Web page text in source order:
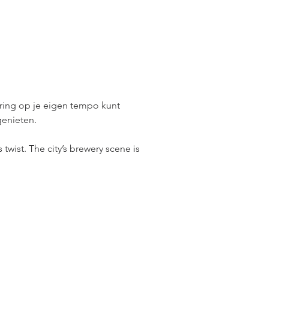
op je eigen tempo kunt
The city’s brewery scene is